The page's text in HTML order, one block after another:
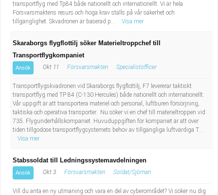
transportflyg med Tp84 både nationellt och internationellt. Vi är hela
Försvarsmaktens resurs och höga krav ställs på vår säkerhet och
tillgänglighet. Skvadronen är baserad p...
Visa mer
Skaraborgs flygflottilj söker Materieltroppchef till
Transportflygkompaniet
Ansök Okt 11 Försvarsmakten Specialistofficer
Transportflygskvadronen vid Skaraborgs flygflottilj, F7 levererar taktiskt
transportflyg med TP 84 (C-130 Hercules) både nationellt och internationellt.
Vår uppgift är att transportera materiel och personal, luftburen försörjning,
taktiska och operativa transporter. Nu söker vi en chef till materieltroppen vid
735. Flygunderhållskompaniet. Huvuduppgiften för kompaniet är att över
tiden tillgodose transportflygsystemets behov av tillgängliga luftvärdiga T...
Visa mer
Stabssoldat till Ledningssystemavdelningen
Ansök Okt 3 Försvarsmakten Soldat/Sjöman
Vill du anta en ny utmaning och vara en del av cyberområdet? Vi söker nu dig